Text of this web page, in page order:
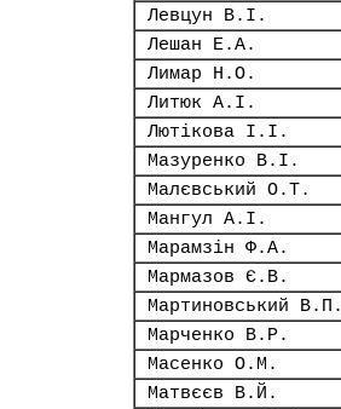
Левцун В.І.
Лешан Е.А.
Лимар Н.О.
Литюк А.І.
Лютікова І.І.
Мазуренко В.І.
Малєвський О.Т.
Мангул А.І.
Марамзін Ф.А.
Мармазов Є.В.
Мартиновський В.П.
Марченко В.Р.
Масенко О.М.
Матвєєв В.Й.